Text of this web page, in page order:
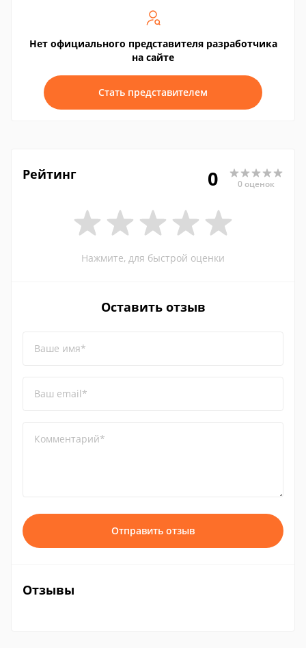
Нет официального представителя разработчика
на сайте
Стать представителем
Рейтинг 0 0 оценок
Нажмите, для быстрой оценки
Оставить отзыв
Ваше имя*
Ваш email*
Комментарий*
Отправить отзыв
Отзывы